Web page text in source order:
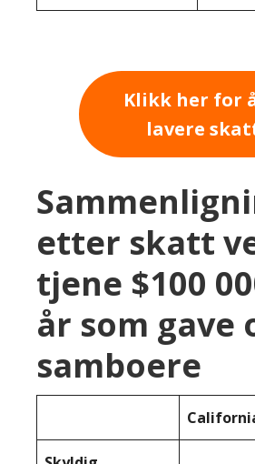
Klikk her for
lavere
etter skatt
tjene $100
år som gave
samboere